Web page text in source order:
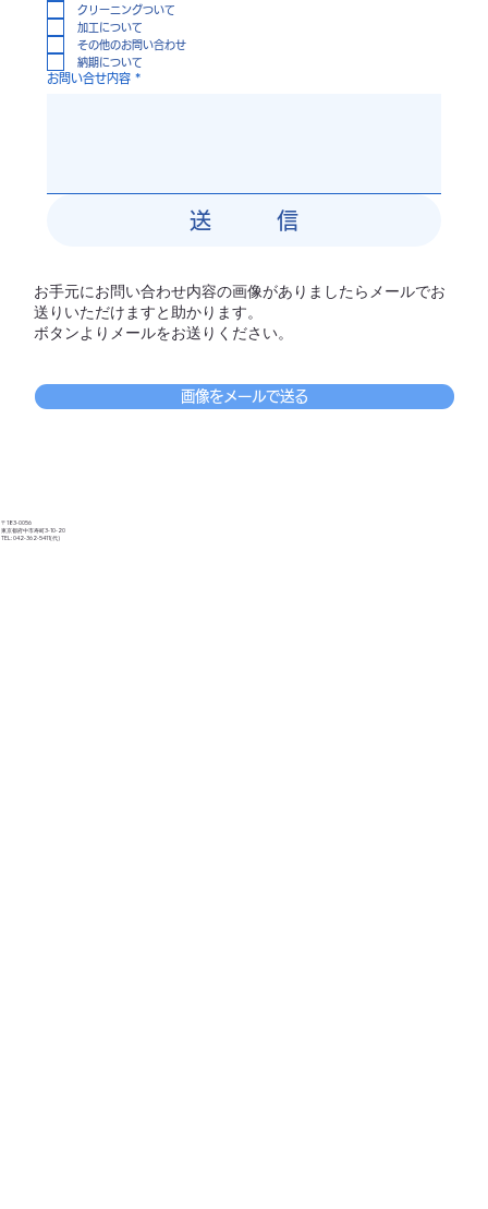
〒183-0056
東京都府中市寿町3-10-20
TEL: 042-362-5411(代)
クリーニングついて
加工について
その他のお問い合わせ
納期について
お問い合せ内容 *
送 信
お手元にお問い合わせ内容の画像がありましたらメールでお
送りいただけますと助かります。
​ボタンよりメールをお送りください。
画像をメールで送る